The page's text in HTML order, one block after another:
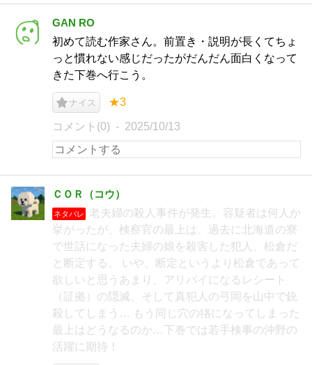
GAN RO
初めて読む作家さん。前置き・説明が長くてちょ
っと慣れない感じだったがだんだん面白くなって
きた下巻へ行こう。
ナイス ★3
コメント(0) 2025/10/13
ＣＯＲ（コウ）
ネタバレ
老夫婦の殺人事件が発生。容疑者は何人か
挙がったが、検察官の最上は、過去に北海道の寮
で世話になった夫婦の娘を殺害した犯人、松倉だ
と断定する。 いや、断定というより松倉であって
欲しいと思うあまり、アリバイになるレシート
（証拠）の隠滅、そして真犯人の弓岡を山中で銃
殺してしまう… もう同じ穴の狢になってしまった
最上はどうなるのか…下巻では若手検事の沖野の
活躍に期待！